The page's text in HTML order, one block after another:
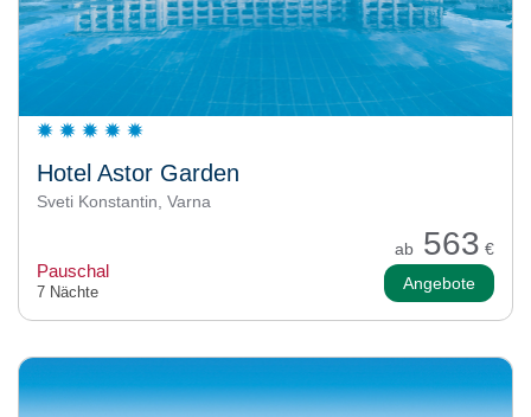
Hotel Astor Garden
Sveti Konstantin, Varna
ab 563 €
Pauschal
7 Nächte Angebote